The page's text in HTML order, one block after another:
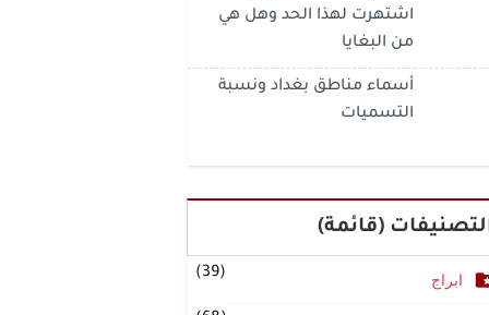
اشتهرت لهذا الحد وهل هي
من البغايا
أسماء مناطق بغداد ونسبة
التسميات
(قائمة)
ابراج
(39)